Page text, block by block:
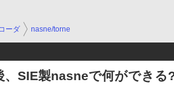
ーダ nasne/torne
、SIE製nasneで何ができる